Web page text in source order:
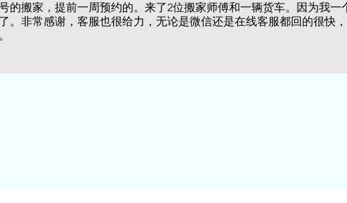
的搬家，提前一周预约的。来了2位搬家师傅和一辆货车。因为我
。非常感谢，客服也很给力，无论是微信还是在线客服都回的很快